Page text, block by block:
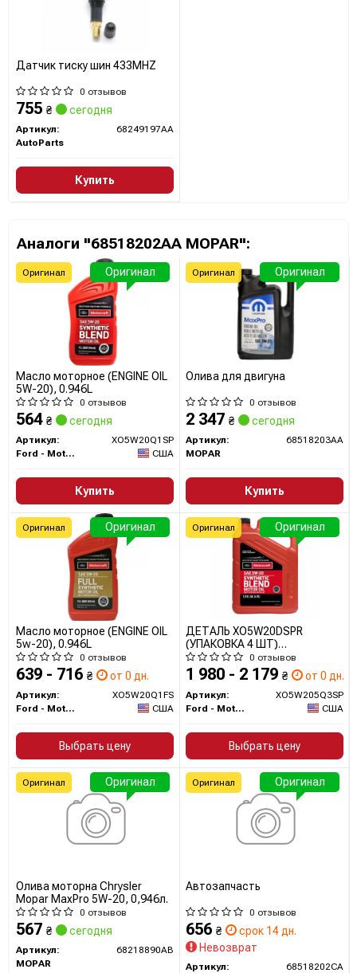
Датчик тиску шин 433MHZ
0 отзывов
755 ₴ сегодня
Артикул:
68249197AA
AutoParts
Купить
Аналоги "68518202AA MOPAR":
Масло моторное (ENGINE OIL
5W-20), 0.946L
0 отзывов
564 ₴ сегодня
Артикул:
XO5W20Q1SP
Ford - Motorcraft
США
Купить
Оригинал
Оригинал
Олива для двигуна
0 отзывов
2 347 ₴ сегодня
Артикул:
68518203AA
MOPAR
Купить
Оригинал
Оригинал
Масло моторное (ENGINE OIL
5w-20), 0.946L
0 отзывов
639 - 716 ₴ от 0 дн.
Артикул:
XO5W20Q1FS
Ford - Motorcraft
США
Выбрать цену
Оригинал
Оригинал
ДЕТАЛЬ XO5W20DSPR
(УПАКОВКА 4 ШТ)
XO5W205Q3SP FORD
0 отзывов
1 980 - 2 179 ₴ от 0 дн.
Артикул:
XO5W205Q3SP
Ford - Motorcraft
США
Выбрать цену
Оригинал
Оригинал
Олива моторна Chrysler
Mopar MaxPro 5W-20, 0,946л.
0 отзывов
567 ₴ сегодня
Артикул:
68218890AB
MOPAR
Оригинал
Оригинал
Автозапчасть
0 отзывов
656 ₴
срок 14 дн.
Невозврат
Артикул:
68518202CA
Оригинал
Оригинал